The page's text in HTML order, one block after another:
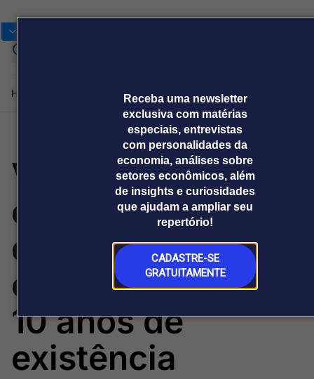
Receba uma newsletter
exclusiva com matérias
especiais, entrevistas
com personalidades da
economia, análises sobre
setores econômicos, além
de insights e curiosidades
que ajudam a ampliar seu
repertório!
CADASTRE-SE
GRATUITAMENTE
Home Produtos e soluções Notícias
Broadcast
Broadcast+
O mercado
financeiro em
Broadcast
agronegócio
Soluções de Dados
e Conteúdos
OTC
negociação de
Datafeed
Soluções de
Releases Broadcast
Prêmio Broadcast
Empresas
Releases
ViaBTC lança
campanha “Prova
de Década” para
comemorar seus
10 anos de
existência